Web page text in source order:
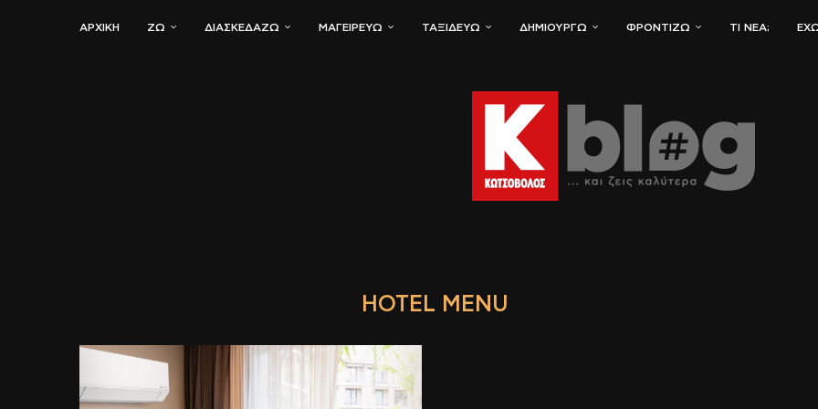
ΑΡΧΙΚΗ ΖΏ ΔΙΑΣΚΕΔΆΖΩ ΜΑΓΕΙΡΕΎΩ ΤΑΞΙΔΕΎΩ ΔΗΜΙΟΥΡΓΏ ΦΡΟΝΤΊΖΩ ΤΙ ΝΈΑ;
HOTEL MENU